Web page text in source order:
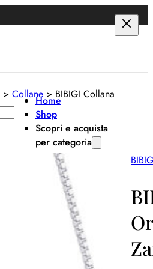
Home
Shop
Scopri e acquista
per categoria
Anelli
Bracciali
Collane
Orecchini
Orologi
> Collane > BIBIGI Collana